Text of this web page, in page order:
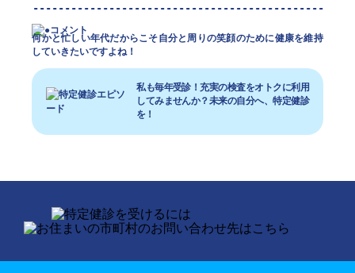
何かと忙しい年代だからこそ自分と周りの笑顔のために健康を維持
していきたいですよね！
私も毎年受診！充実の検査をオトクに利用
してみませんか？未来の自分へ、特定健診
を！